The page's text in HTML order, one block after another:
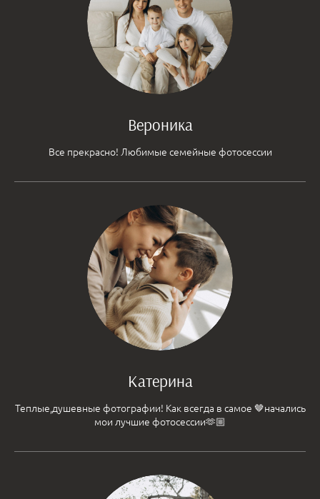
Вероника
Все прекрасно! Любимые семейные фотосессии
Катерина
Теплые,душевные фотографии! Как всегда в самое 🤎начались
мои лучшие фотосессии🫶🏼